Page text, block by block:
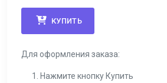
КУПИТЬ
Для оформления заказа:
Нажмите кнопку Купить